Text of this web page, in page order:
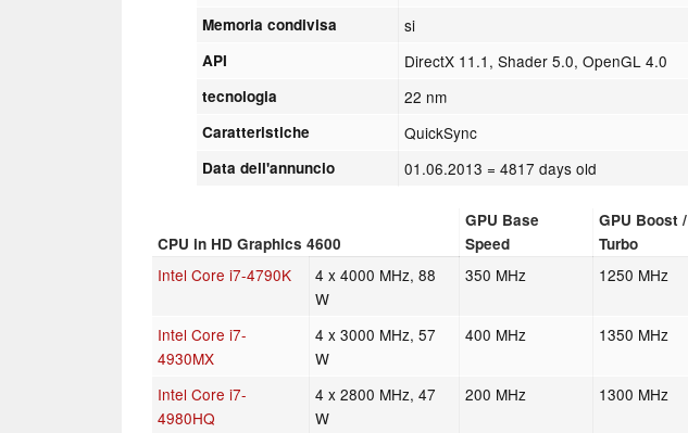
Memoria condivisa si
API DirectX 11.1, Shader 5.0, OpenGL 4.0
tecnologia 22 nm
Caratteristiche QuickSync
Data dell'annuncio 01.06.2013 = 4817 days old
CPU in HD Graphics 4600
GPU Base
Speed
GPU Boost /
Turbo
Intel Core i7-4790K
4 x 4000 MHz, 88
W
350 MHz 1250 MHz
Intel Core i7-
4930MX
4 x 3000 MHz, 57
W
400 MHz 1350 MHz
Intel Core i7-
4980HQ
4 x 2800 MHz, 47
W
200 MHz 1300 MHz